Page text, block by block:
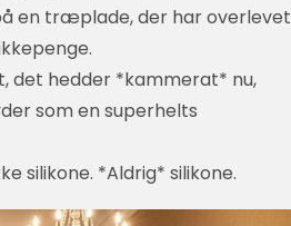
en træplade, der har overlevet
det hedder *kammerat* nu,
som en superhelts
silikone. *Aldrig* silikone.